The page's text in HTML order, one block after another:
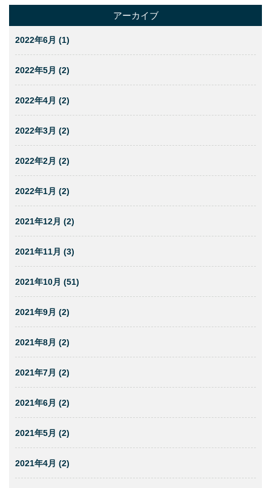
アーカイブ
2022年6月 (1)
2022年5月 (2)
2022年4月 (2)
2022年3月 (2)
2022年2月 (2)
2022年1月 (2)
2021年12月 (2)
2021年11月 (3)
2021年10月 (51)
2021年9月 (2)
2021年8月 (2)
2021年7月 (2)
2021年6月 (2)
2021年5月 (2)
2021年4月 (2)